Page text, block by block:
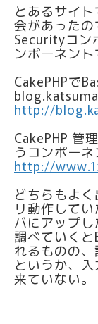
とあるサイ
会があったの
Securityコン
ンポーネント
CakePHPで
http://
CakePHP 管
うコンポー
http://
どちらもよ
リ動作して
バにアップし
調べていくと
れるものの、
というか、
来ていない。